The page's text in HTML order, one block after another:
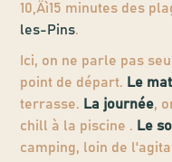
10‚Äì15 minutes des
les-Pins.
Ici, on ne parle pas
point de départ. Le
terrasse. La journée,
chill à la piscine . Le
camping, loin de